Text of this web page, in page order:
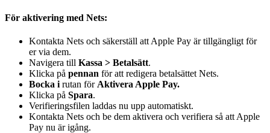
För aktivering med Nets:
Kontakta Nets och säkerställ att Apple Pay är tillgängligt för
er via dem.
Navigera till Kassa > Betalsätt.
Klicka på pennan för att redigera betalsättet Nets.
Bocka i rutan för Aktivera Apple Pay.
Klicka på Spara.
Verifieringsfilen laddas nu upp automatiskt.
Kontakta Nets och be dem aktivera och verifiera så att Apple
Pay nu är igång.